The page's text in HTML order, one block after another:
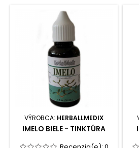
VÝROBCA: HERBALLMEDIX
IMELO BIELE - TINKTÚRA